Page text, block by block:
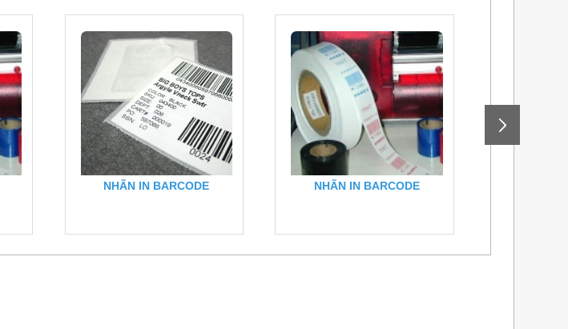
NHÃN IN BARCODE NHÃN IN BARCODE